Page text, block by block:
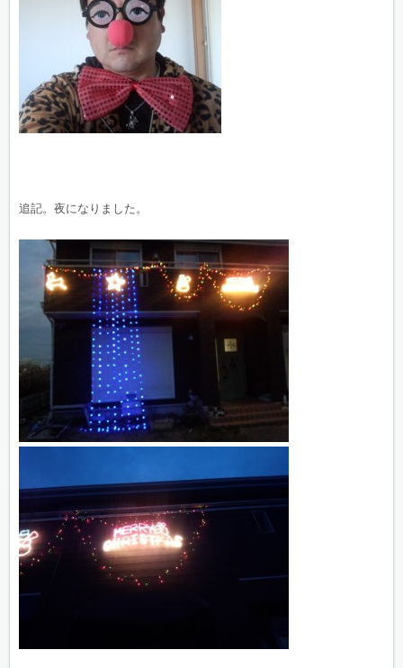
追記。夜になりました。